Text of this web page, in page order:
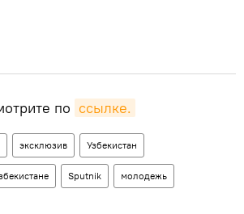
по ссылке.
эксклюзив Узбекистан
Sputnik молодежь